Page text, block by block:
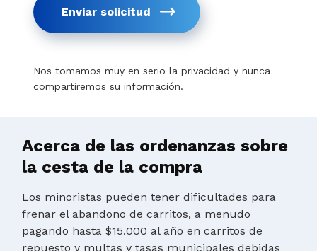
Enviar solicitud
Nos tomamos muy en serio la privacidad y nunca
compartiremos su información.
Acerca de las ordenanzas sobre
la cesta de la compra
Los minoristas pueden tener dificultades para
frenar el abandono de carritos, a menudo
pagando hasta $15.000 al año en carritos de
repuesto y multas y tasas municipales debidas